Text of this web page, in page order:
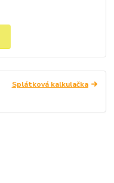
Splátková kalkulačka